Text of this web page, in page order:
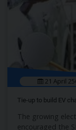
21 April
Tie-up to build EV
The growing
encouraged the